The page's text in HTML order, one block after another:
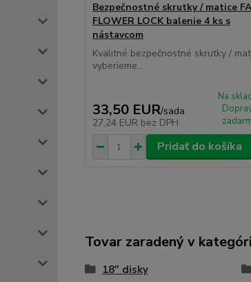
Bezpečnostné skrutky / matice
FLOWER LOCK balenie 4 ks s
nástavcom
Kvalitné bezpečnostné skrutky /
vyberieme...
33,50 EUR/sada
27,24 EUR bez DPH
Na
Pridať do košíka
Tovar zaradený v
18" disky